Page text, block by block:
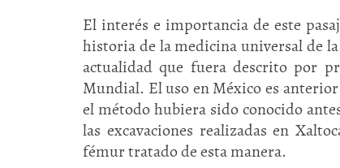
El interés e importancia de este
historia de la medicina universal de
actualidad que fuera descrito por
Mundial. El uso en México es
el método hubiera sido conocido
las excavaciones realizadas en
fémur tratado de esta manera.